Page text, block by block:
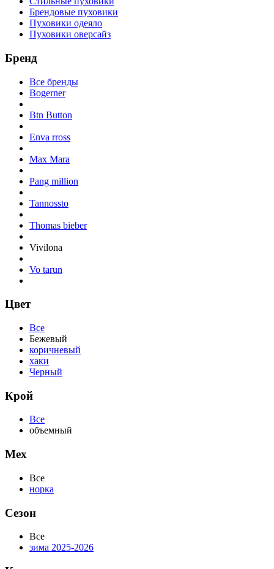
Брендовые пуховики
Пуховики одеяло
Пуховики оверсайз
Бренд
Все бренды
Bogerner
Btn Button
Enva rross
Max Mara
Pang million
Tannossto
Thomas bieber
Vivilona
Vo tarun
Цвет
Все
Бежевый
коричневый
хаки
Черный
Крой
Все
объемный
Мех
Все
норка
Сезон
Все
зима 2025-2026